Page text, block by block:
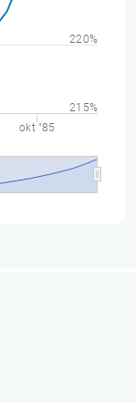
okt "85
215%
220%